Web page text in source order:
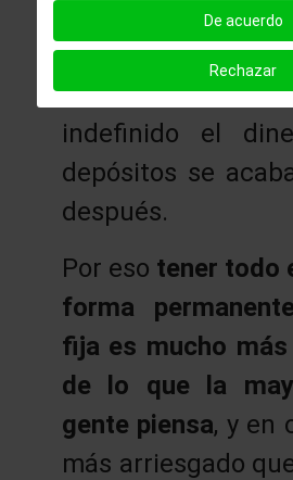
bache (pérdida
etc.) y tendrá
limitada. Si el
indefinido el
depósitos se
después.
Por eso tener todo
forma
fija es mucho
de lo que la
gente piensa, y en
más arriesgado
De acuerdo
Rechazar